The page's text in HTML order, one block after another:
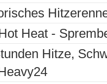
Heat -
Hitze,